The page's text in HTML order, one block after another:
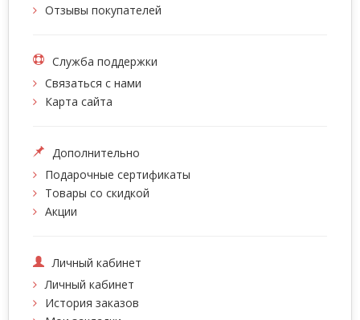
Отзывы покупателей
Служба поддержки
Связаться с нами
Карта сайта
Дополнительно
Подарочные сертификаты
Товары со скидкой
Акции
Личный кабинет
Личный кабинет
История заказов